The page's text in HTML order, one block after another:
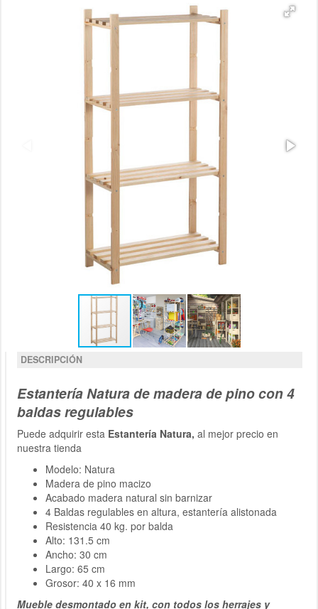
DESCRIPCIÓN
Estantería Natura de madera de pino con 4
baldas regulables
Puede adquirir esta Estantería Natura, al mejor precio en
nuestra tienda
Modelo: Natura
Madera de pino macizo
Acabado madera natural sin barnizar
4 Baldas regulables en altura, estantería alistonada
Resistencia 40 kg. por balda
Alto: 131.5 cm
Ancho: 30 cm
Largo: 65 cm
Grosor: 40 x 16 mm
Mueble desmontado en kit, con todos los herrajes y